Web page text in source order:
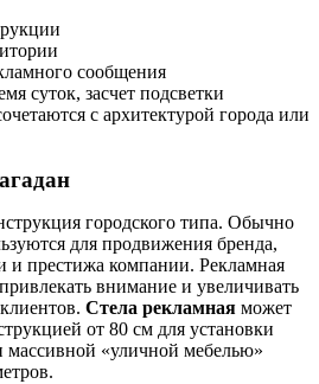
сообщения
суток, засчет подсветки
с архитектурой города или
городского типа. Обычно
для продвижения бренда,
и престижа компании. Рекламная
внимание и увеличивать
Стела рекламная может
от 80 см для установки
«уличной мебелью»